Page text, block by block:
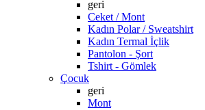
geri
Ceket / Mont
Kadın Polar / Sweatshirt
Kadın Termal İçlik
Pantolon - Şort
Tshirt - Gömlek
Çocuk
geri
Mont